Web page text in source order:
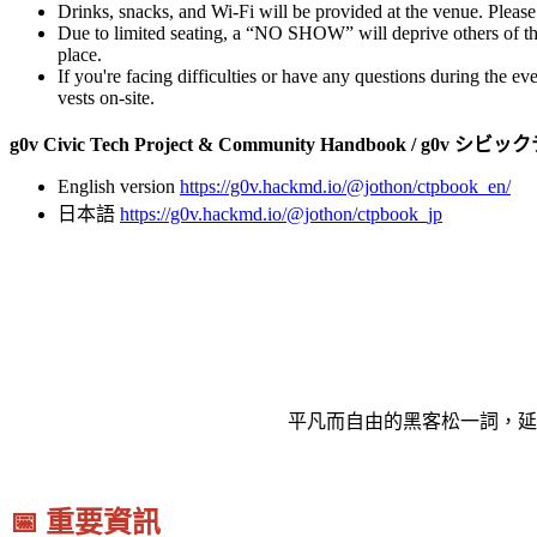
Drinks, snacks, and Wi-Fi will be provided at the venue.
Due to limited seating, a “NO SHOW” will deprive others of
place.
If you're facing difficulties or have any questions during the
vests on-site.
g0v Civic Tech Project & Community Handbook / g0v シビッ
English version https://g0v.hackmd.io/@jothon/ctpbook_en/
日本語 https://g0v.hackmd.io/@jothon/ctpbook_jp
平凡而自由的黑客松一詞，
📅 重要資訊